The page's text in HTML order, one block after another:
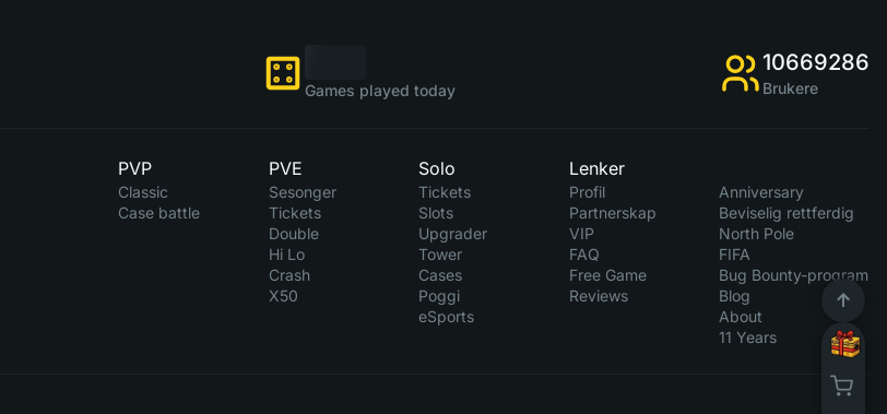
Games played today
10669286
Brukere
PVP
Classic
Case battle
PVE
Sesonger
Tickets
Double
Hi Lo
Crash
X50
Solo
Tickets
Slots
Upgrader
Tower
Cases
Poggi
eSports
Lenker
Profil
Partnerskap
VIP
FAQ
Free Game
Reviews
Anniversary
Beviselig rettferdig
North Pole
FIFA
Bug Bounty-program
Blog
About
11 Years